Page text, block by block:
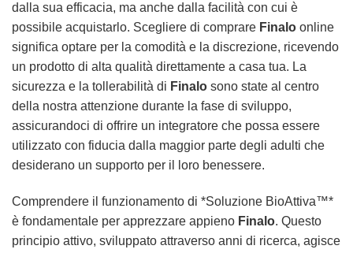
dalla sua efficacia, ma anche dalla facilità con cui è
possibile acquistarlo. Scegliere di comprare Finalo online
significa optare per la comodità e la discrezione, ricevendo
un prodotto di alta qualità direttamente a casa tua. La
sicurezza e la tollerabilità di Finalo sono state al centro
della nostra attenzione durante la fase di sviluppo,
assicurandoci di offrire un integratore che possa essere
utilizzato con fiducia dalla maggior parte degli adulti che
desiderano un supporto per il loro benessere.
Comprendere il funzionamento di *Soluzione BioAttiva™*
è fondamentale per apprezzare appieno Finalo. Questo
principio attivo, sviluppato attraverso anni di ricerca, agisce